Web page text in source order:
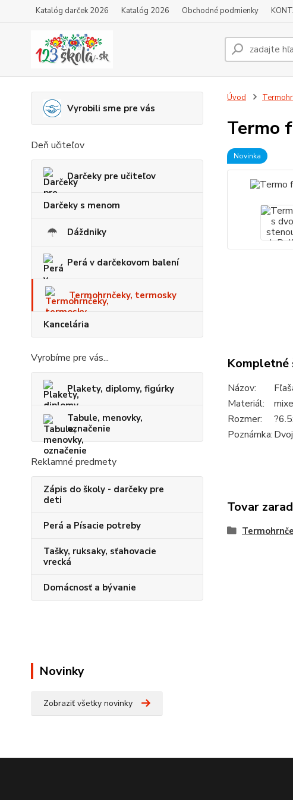
Katalóg darček 2026 Katalóg 2026 Obchodné podmienky
Vyrobili sme pre vás
Deň učiteľov
Darčeky pre učiteľov
Darčeky s menom
Dáždniky
Perá v darčekovom balení
Termohrnčeky, termosky
Kancelária
Vyrobíme pre vás...
Plakety, diplomy, figúrky
Tabule, menovky,
označenie
Reklamné predmety
Zápis do školy - darčeky pre
deti
Perá a Písacie potreby
Tašky, ruksaky, sťahovacie
vrecká
Domácnosť a bývanie
Novinky
Zobraziť všetky novinky
Úvod
Termo
Novinka
Kompletné
Názov:
Materiál:
Rozmer:
Poznámka:
Tovar